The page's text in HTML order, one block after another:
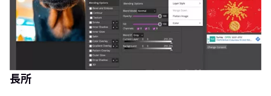
長所